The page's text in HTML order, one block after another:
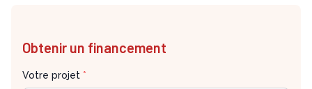
Obtenir un financement
Votre projet *